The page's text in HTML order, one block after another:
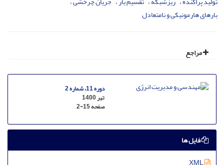
بار‌های هارمونیکی و نامتعادل
مراجع
دوره 11، شماره 2
تیر 1400
صفحه2-15
فایل ها